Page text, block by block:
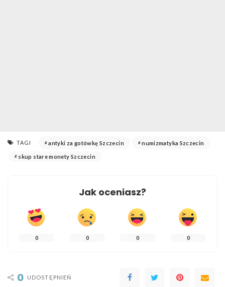
TAGI antyki za gotówkę Szczecin numizmatyka Szczecin
skup stare monety Szczecin
Jak oceniasz?
0 0 0 0
0 UDOSTĘPNIEŃ